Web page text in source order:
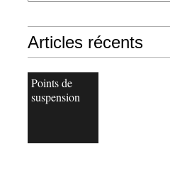
Articles récents
Points de
suspension